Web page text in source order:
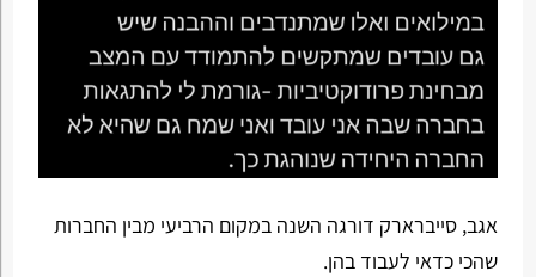
אגב, סייברארק דורגה השנה במקום הרביעי מבין החברות
שהכי כדאי לעבוד בהן.